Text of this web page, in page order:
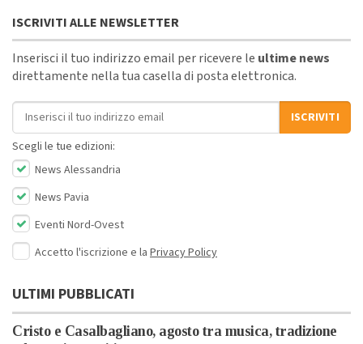
ISCRIVITI ALLE NEWSLETTER
Inserisci il tuo indirizzo email per ricevere le ultime news
direttamente nella tua casella di posta elettronica.
Indirizzo email
ISCRIVITI
Scegli le tue edizioni:
News Alessandria
News Pavia
Eventi Nord-Ovest
Accetto l'iscrizione e la Privacy Policy
ULTIMI PUBBLICATI
Cristo e Casalbagliano, agosto tra musica, tradizione